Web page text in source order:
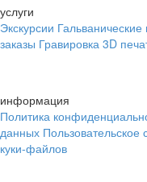
услуги
Экскурсии Гальванические
заказы Гравировка 3D
информация
Политика
данных Пользовательское
куки-файлов